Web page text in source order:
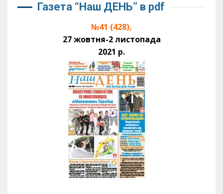
Газета “Наш ДЕНЬ” в pdf
№41 (428),
27 жовтня-2 листопада
2021 р.